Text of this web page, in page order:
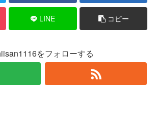
LINE コピー
をフォローする